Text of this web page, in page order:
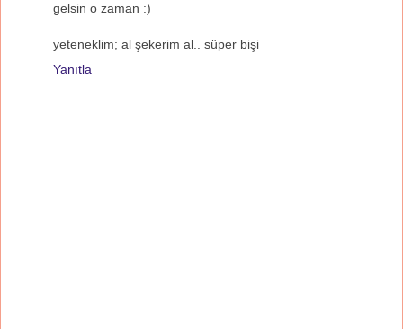
gelsin o zaman :)
yeteneklim; al şekerim al.. süper bişi
Yanıtla